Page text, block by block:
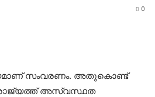
0
സംവരണം. അതുകൊണ്ട്
രാജ്യത്ത് അസ്വസ്ഥത